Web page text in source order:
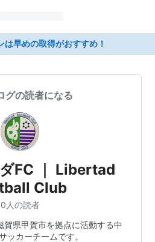
は早めの取得がおすすめ！
グの読者になる
FC ｜ Libertad
Club
0人の読者
賀県甲賀市を拠点に活動する中
ッカーチームです。